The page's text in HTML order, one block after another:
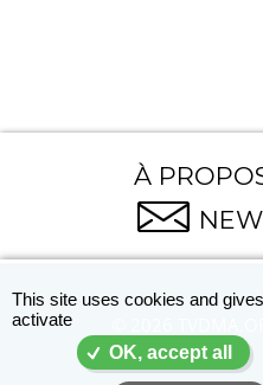
À
This site uses cookies and
activate
OK, accept all